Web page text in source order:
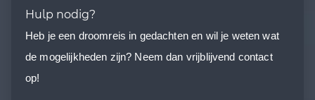
Hulp nodig?
Heb je een droomreis in gedachten en wil je weten wat
de mogelijkheden zijn? Neem dan vrijblijvend contact
op!